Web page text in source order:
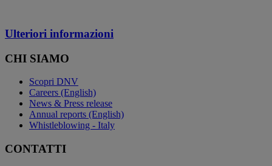
Ulteriori informazioni
CHI SIAMO
Scopri DNV
Careers (English)
News & Press release
Annual reports (English)
Whistleblowing - Italy
CONTATTI